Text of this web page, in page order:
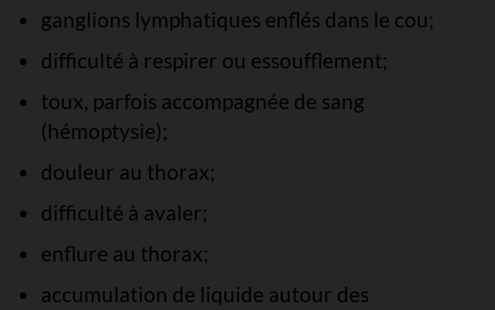
ganglions lymphatiques enflés dans le cou;
difficulté à respirer ou essoufflement;
toux, parfois accompagnée de sang
(hémoptysie);
douleur au thorax;
difficulté à avaler;
enflure au thorax;
accumulation de liquide autour des